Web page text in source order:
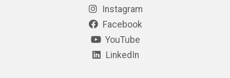
Instagram
Facebook
YouTube
LinkedIn